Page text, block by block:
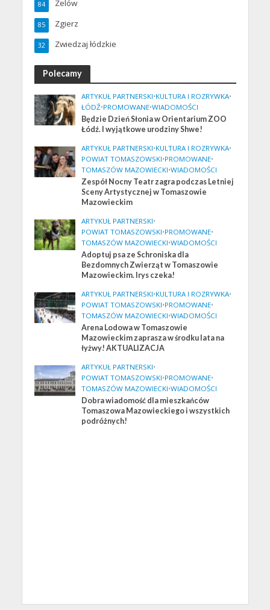
Zelów
84
Zgierz
85
Zwiedzaj łódzkie
32
Polecamy
ARTYKUŁ PARTNERSKI•KULTURA I ROZRYWKA•
ŁÓDŹ•PROMOWANE•WIADOMOŚCI
Będzie Dzień Słonia w Orientarium ZOO
Łódź. I wyjątkowe urodziny Shwe!
ARTYKUŁ PARTNERSKI•KULTURA I ROZRYWKA•
POWIAT TOMASZOWSKI•PROMOWANE•
TOMASZÓW MAZOWIECKI•WIADOMOŚCI
Zespół Nocny Teatr zagra podczas Letniej
Sceny Artystycznej w Tomaszowie
Mazowieckim
ARTYKUŁ PARTNERSKI•
POWIAT TOMASZOWSKI•PROMOWANE•
TOMASZÓW MAZOWIECKI•WIADOMOŚCI
Adoptuj psa ze Schroniska dla
Bezdomnych Zwierząt w Tomaszowie
Mazowieckim. Irys czeka!
ARTYKUŁ PARTNERSKI•KULTURA I ROZRYWKA•
POWIAT TOMASZOWSKI•PROMOWANE•
TOMASZÓW MAZOWIECKI•WIADOMOŚCI
Arena Lodowa w Tomaszowie
Mazowieckim zaprasza w środku lata na
łyżwy! AKTUALIZACJA
ARTYKUŁ PARTNERSKI•
POWIAT TOMASZOWSKI•PROMOWANE•
TOMASZÓW MAZOWIECKI•WIADOMOŚCI
Dobra wiadomość dla mieszkańców
Tomaszowa Mazowieckiego i wszystkich
podróżnych!